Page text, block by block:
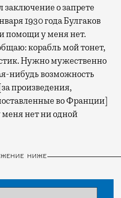
о запрете
1930 года Булгаков
помощи у меня нет.
корабль мой тонет,
Нужно мужественно
нибудь возможность
произведения,
во Франции]
нет ни одной
НИЖЕ